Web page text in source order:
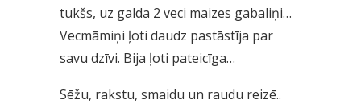
tukšs, uz galda 2 veci maizes gabaliņi…
Vecmāmiņi ļoti daudz pastāstīja par
savu dzīvi. Bija ļoti pateicīga…
Sēžu, rakstu, smaidu un raudu reizē..